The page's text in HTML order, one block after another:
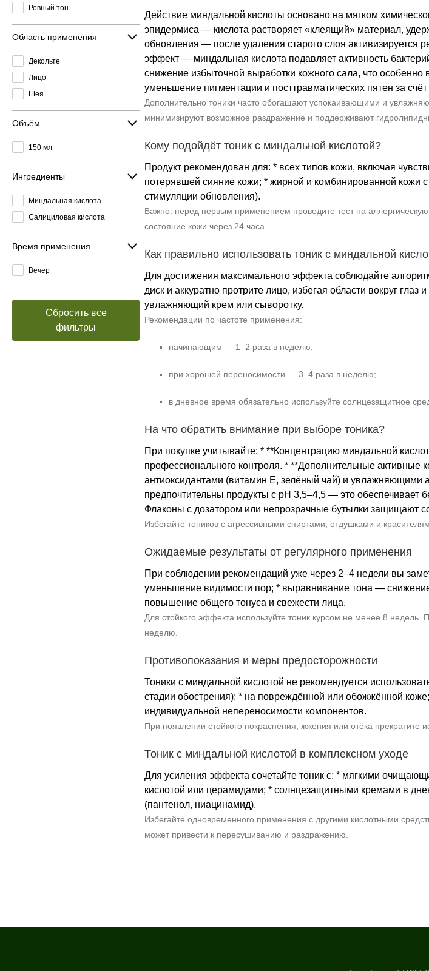
Ровный тон
Область применения
Декольте
Лицо
Шея
Объём
150 мл
Ингредиенты
Миндальная кислота
Салициловая кислота
Время применения
Вечер
Сбросить все
фильтры
Действие миндальной кислоты основано на мягком
эпидермиса — кислота растворяет «клеящий» материал,
обновления — после удаления старого слоя активизируется
эффект — миндальная кислота подавляет активность
снижение избыточной выработки кожного сала, что
уменьшение пигментации и посттравматических пятен за
Дополнительно тоники часто обогащают успокаивающими и
минимизируют возможное раздражение и поддерживают
Кому подойдёт тоник с миндальной кислотой?
Продукт рекомендован для: * всех типов кожи, включая
потерявшей сияние кожи; * жирной и комбинированной кожи
стимуляции обновления).
Важно: перед первым применением проведите тест на
состояние кожи через 24 часа.
Как правильно использовать тоник с миндальной
Для достижения максимального эффекта соблюдайте
диск и аккуратно протрите лицо, избегая области вокруг
увлажняющий крем или сыворотку.
Рекомендации по частоте применения:
начинающим — 1–2 раза в неделю;
при хорошей переносимости — 3–4 раза в неделю;
в дневное время обязательно используйте солнцезащитное
На что обратить внимание при выборе тоника?
При покупке учитывайте: * **Концентрацию миндальной
профессионального контроля. * **Дополнительные
антиоксидантами (витамин Е, зелёный чай) и увлажняющими
предпочтительны продукты с pH 3,5–4,5 — это
Флаконы с дозатором или непрозрачные бутылки защищают
Избегайте тоников с агрессивными спиртами, отдушками и
Ожидаемые результаты от регулярного применения
При соблюдении рекомендаций уже через 2–4 недели вы
уменьшение видимости пор; * выравнивание тона —
повышение общего тонуса и свежести лица.
Для стойкого эффекта используйте тоник курсом не менее 8
неделю.
Противопоказания и меры предосторожности
Тоники с миндальной кислотой не рекомендуется
стадии обострения); * на повреждённой или обожжённой
индивидуальной непереносимости компонентов.
При появлении стойкого покраснения, жжения или отёка прекратите
Тоник с миндальной кислотой в комплексном уходе
Для усиления эффекта сочетайте тоник с: * мягкими
кислотой или церамидами; * солнцезащитными кремами в
(пантенол, ниацинамид).
Избегайте одновременного применения с другими кислотными
может привести к пересушиванию и раздражению.
Не показывать